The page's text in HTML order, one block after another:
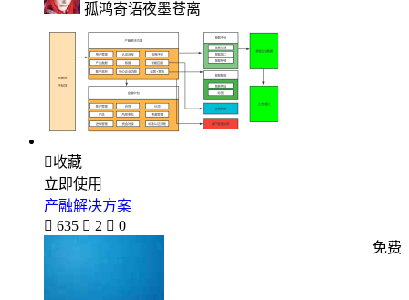
孤鸿寄语夜墨苍离
收藏
立即使用
产融解决方案
 635  2  0
免费